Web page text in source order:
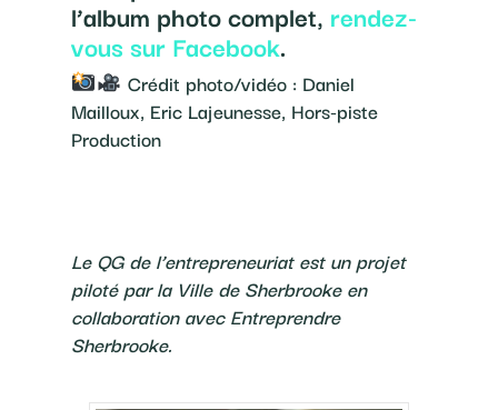
l’album photo complet, rendez-
vous sur Facebook.
Crédit photo/vidéo : Daniel
Mailloux, Eric Lajeunesse, Hors-piste
Production
Le QG de l’entrepreneuriat est un projet
piloté par la Ville de Sherbrooke en
collaboration avec Entreprendre
Sherbrooke.